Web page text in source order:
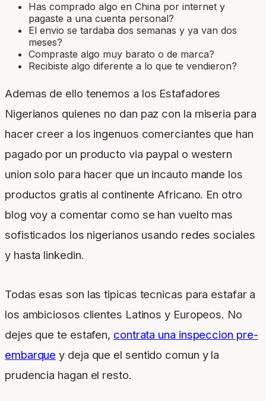
Has comprado algo en China por internet y
pagaste a una cuenta personal?
El envio se tardaba dos semanas y ya van dos
meses?
Compraste algo muy barato o de marca?
Recibiste algo diferente a lo que te vendieron?
Ademas de ello tenemos a los Estafadores
Nigerianos quienes no dan paz con la miseria para
hacer creer a los ingenuos comerciantes que han
pagado por un producto via paypal o western
union solo para hacer que un incauto mande los
productos gratis al continente Africano. En otro
blog voy a comentar como se han vuelto mas
sofisticados los nigerianos usando redes sociales
y hasta linkedin.
Todas esas son las tipicas tecnicas para estafar a
los ambiciosos clientes Latinos y Europeos. No
dejes que te estafen, contrata una inspeccion pre-
embarque y deja que el sentido comun y la
prudencia hagan el resto.